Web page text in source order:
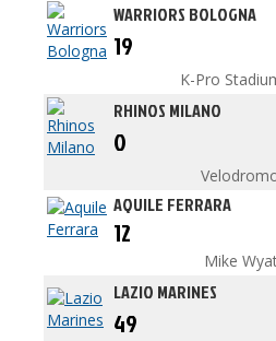
WARRIORS BOLOGNA
19
K-Pro
RHINOS MILANO
0
AQUILE FERRARA
12
Mike
LAZIO MARINES
49